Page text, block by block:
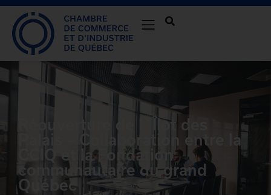
Réouverture de l`Îlot des
Palais – Collaboration entre la
CCIQ et la Fondation
communautaire du grand
Québec